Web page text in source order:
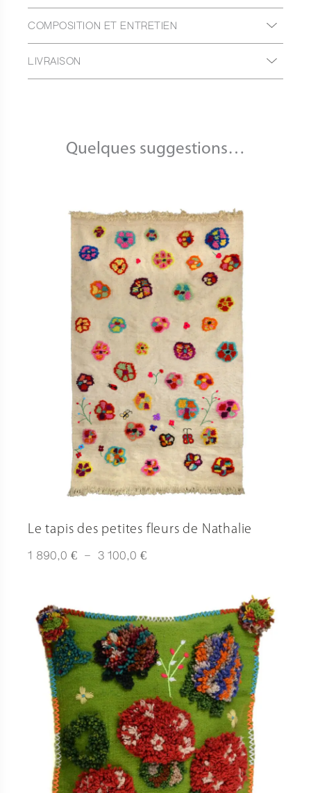
COMPOSITION ET ENTRETIEN
LIVRAISON
Quelques suggestions…
Le tapis des petites fleurs de Nathalie
1 890,0 € – 3 100,0 €Plage
à
3
100,0 €